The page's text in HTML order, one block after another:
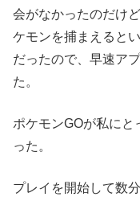
会がなかったのだけ
ケモンを捕まえると
だったので、早速ア
た。
ポケモンGOが私に
った。
プレイを開始して数